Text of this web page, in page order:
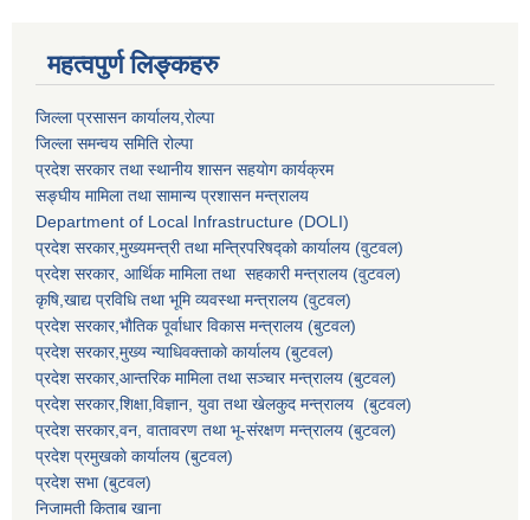
महत्वपुर्ण लिङ्कहरु
जिल्ला प्रसासन कार्यालय,राेल्पा
जिल्ला समन्वय समिति रोल्पा
प्रदेश सरकार तथा स्थानीय शासन सहयाेग कार्यक्रम
सङ्‍घीय मामिला तथा सामान्य प्रशासन मन्त्रालय
Department of Local Infrastructure (DOLI)
प्रदेश सरकार,मुख्यमन्त्री तथा मन्त्रिपरिषद्को कार्यालय (वुटवल)
प्रदेश सरकार, आर्थिक मामिला तथा सहकारी मन्त्रालय (वुटवल)
कृषि,खाद्य प्रविधि तथा भूमि व्यवस्था मन्त्रालय (वुटवल)
प्रदेश सरकार,भाैतिक पूर्वाधार विकास मन्त्रालय (बुटवल)
प्रदेश सरकार,मुख्य न्याधिवक्ताकाे कार्यालय (बुटवल)
प्रदेश सरकार,आन्तरिक मामिला तथा सञ्चार मन्त्रालय (बुटवल)
प्रदेश सरकार,शिक्षा,विज्ञान, युवा तथा खेलकुद मन्त्रालय (बुटवल)
प्रदेश सरकार,वन, वातावरण तथा भू-संरक्षण मन्त्रालय (बुटवल)
प्रदेश प्रमुखकाे कार्यालय (बुटवल)
प्रदेश सभा (बुटवल)
निजामती किताब खाना